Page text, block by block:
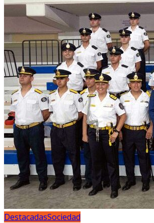
DestacadasSociedad